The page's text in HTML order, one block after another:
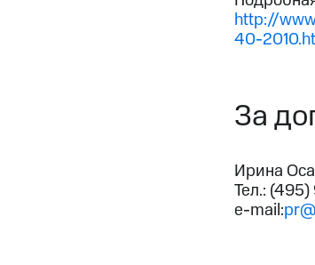
http://
40-
За
Ирина
Тел.:
e-mail: